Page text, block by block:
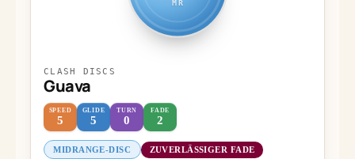
MR
CLASH DISCS
Guava
SPEED
5
GLIDE
5
TURN
0
FADE
2
MIDRANGE-DISC ZUVERLÄSSIGER FADE